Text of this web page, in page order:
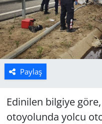
Paylaş
Edinilen bilgiye
otoyolunda yolcu